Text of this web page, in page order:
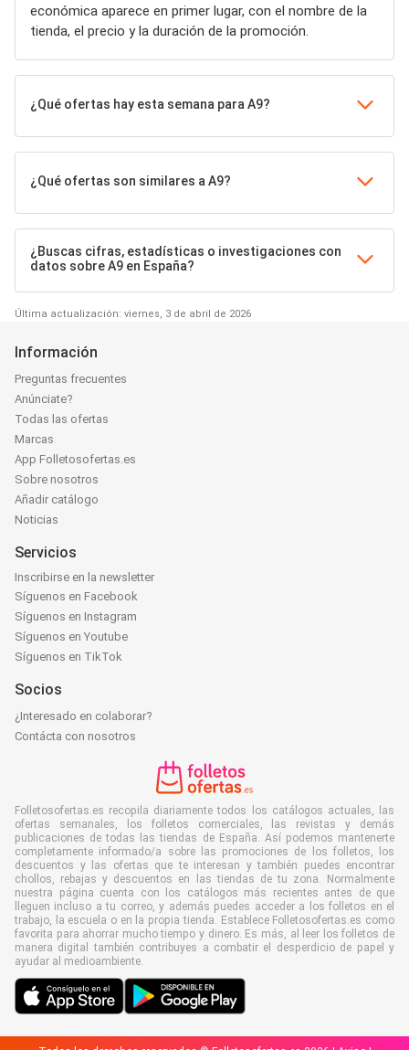
económica aparece en primer lugar, con el nombre de la
tienda, el precio y la duración de la promoción.
¿Qué ofertas hay esta semana para A9?
¿Qué ofertas son similares a A9?
¿Buscas cifras, estadísticas o investigaciones con
datos sobre A9 en España?
Última actualización: viernes, 3 de abril de 2026
Información
Preguntas frecuentes
Anúnciate?
Todas las ofertas
Marcas
App Folletosofertas.es
Sobre nosotros
Añadir catálogo
Noticias
Servicios
Inscribirse en la newsletter
Síguenos en Facebook
Síguenos en Instagram
Síguenos en Youtube
Síguenos en TikTok
Socios
¿Interesado en colaborar?
Contácta con nosotros
Folletosofertas.es recopila diariamente todos los catálogos actuales, las
ofertas semanales, los folletos comerciales, las revistas y demás
publicaciones de todas las tiendas de España. Así podemos mantenerte
completamente informado/a sobre las promociones de los folletos, los
descuentos y las ofertas que te interesan y también puedes encontrar
chollos, rebajas y descuentos en las tiendas de tu zona. Normalmente
nuestra página cuenta con los catálogos más recientes antes de que
lleguen incluso a tu correo, y además puedes acceder a los folletos en el
trabajo, la escuela o en la propia tienda. Establece Folletosofertas.es como
favorita para ahorrar mucho tiempo y dinero. Es más, al leer los folletos de
manera digital también contribuyes a combatir el desperdicio de papel y
ayudar al medioambiente.